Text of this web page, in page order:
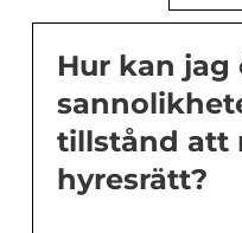
Hur kan jag
tillstånd att
hyresrätt?